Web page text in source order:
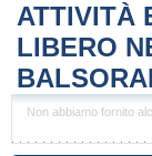
ATTIVITÀ
LIBERO
Non abbiamo fornito